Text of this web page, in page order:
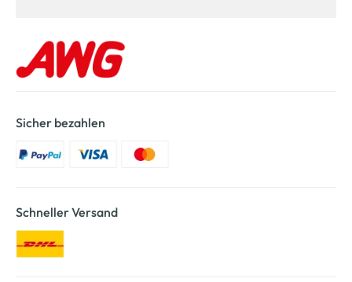
Sicher bezahlen
Schneller Versand